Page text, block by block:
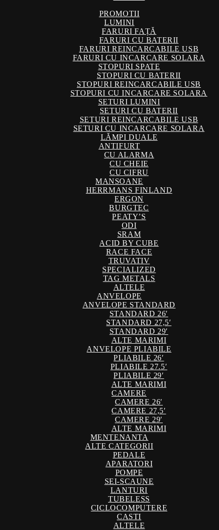
PROMOTII
LUMINI
FARURI FAȚĂ
FARURI CU BATERII
FARURI REINCARCABILE USB
FARURI CU INCARCARE SOLARA
STOPURI SPATE
STOPURI CU BATERII
STOPURI REINCARCABILE USB
STOPURI CU INCARCARE SOLARA
SETURI LUMINI
SETURI CU BATERII
SETURI REINCARCABILE USB
SETURI CU INCARCARE SOLARA
LĂMPI DUALE
ANTIFURT
CU ALARMA
CU CHEIE
CU CIFRU
MANSOANE
HERRMANS FINLAND
ERGON
BURGTEC
PEATY’S
ODI
SRAM
ACID BY CUBE
RACE FACE
TRUVATIV
SPECIALIZED
TAG METALS
ALTELE
ANVELOPE
ANVELOPE STANDARD
STANDARD 26′
STANDARD 27,5′
STANDARD 29′
ALTE MARIMI
ANVELOPE PLIABILE
PLIABILE 26′
PLIABILE 27.5′
PLIABILE 29′
ALTE MARIMI
CAMERE
CAMERE 26′
CAMERE 27,5′
CAMERE 29′
ALTE MARIMI
MENTENANTA
ALTE CATEGORII
PEDALE
APARATORI
POMPE
SEI-SCAUNE
LANTURI
TUBELESS
CICLOCOMPUTERE
CASTI
ALTELE